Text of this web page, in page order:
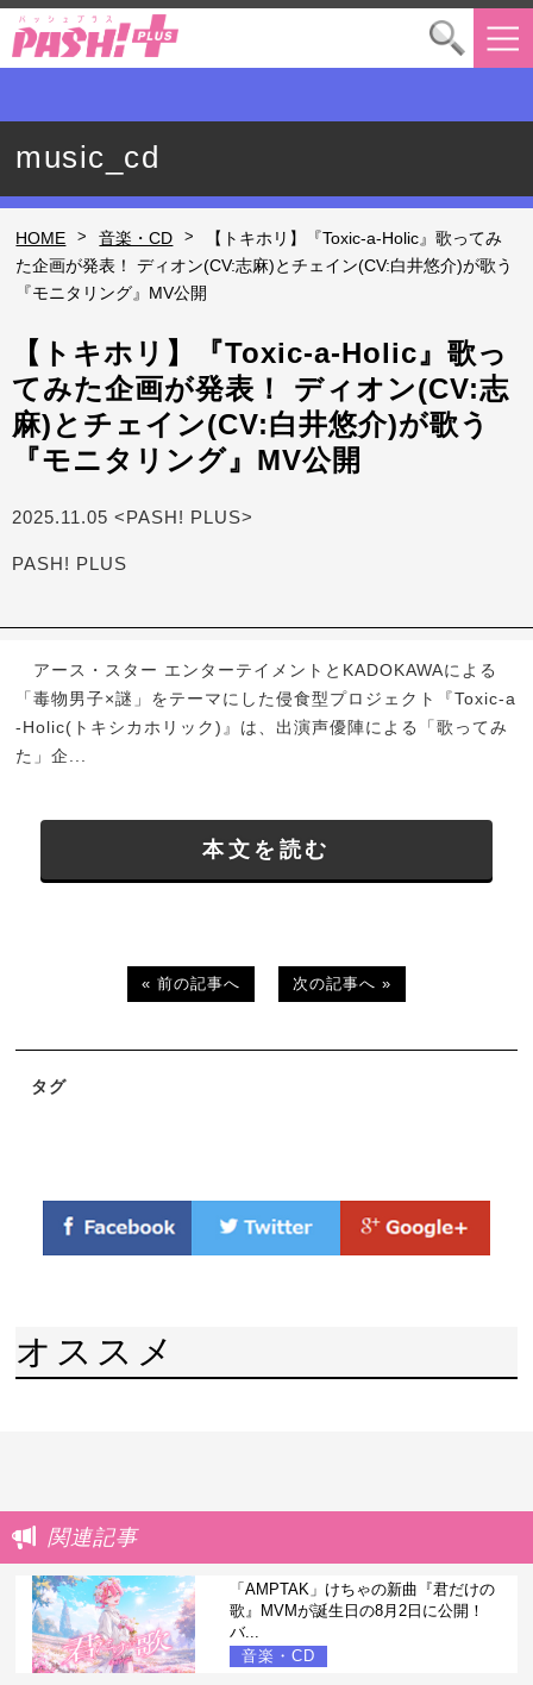
music_cd
HOME > 音楽・CD >
【トキホリ】『Toxic-a-Holic』歌ってみ
た企画が発表！ ディオン(CV:志麻)とチェイン(CV:白井悠介)が歌う
『モニタリング』MV公開
【トキホリ】『Toxic-a-Holic』歌っ
てみた企画が発表！ ディオン(CV:志
麻)とチェイン(CV:白井悠介)が歌う
『モニタリング』MV公開
2025.11.05 <PASH! PLUS>
PASH! PLUS
アース・スター エンターテイメントとKADOKAWAによる
「毒物男子×謎」をテーマにした侵食型プロジェクト『Toxic-a
-Holic(トキシカホリック)』は、出演声優陣による「歌ってみ
た」企...
本文を読む
« 前の記事へ 次の記事へ »
タグ
オススメ
関連記事
「AMPTAK」けちゃの新曲『君だけの
歌』MVMが誕生日の8月2日に公開！
バ...
音楽・CD